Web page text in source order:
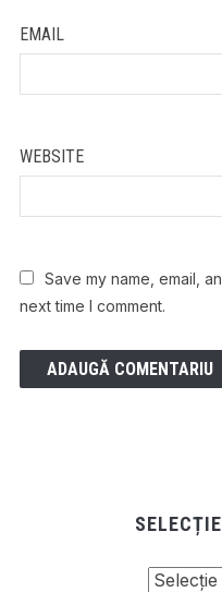
EMAIL
WEBSITE
Save my name, email,
next time I comment.